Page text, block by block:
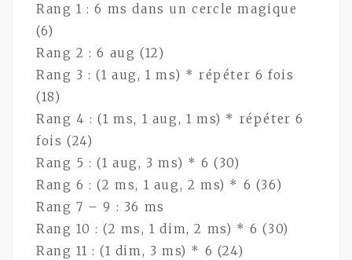
Rang 1 : 6 ms dans un cercle magique
(6)
Rang 2 : 6 aug (12)
Rang 3 : (1 aug, 1 ms) * répéter 6 fois
(18)
Rang 4 : (1 ms, 1 aug, 1 ms) * répéter 6
fois (24)
Rang 5 : (1 aug, 3 ms) * 6 (30)
Rang 6 : (2 ms, 1 aug, 2 ms) * 6 (36)
Rang 7 – 9 : 36 ms
Rang 10 : (2 ms, 1 dim, 2 ms) * 6 (30)
Rang 11 : (1 dim, 3 ms) * 6 (24)